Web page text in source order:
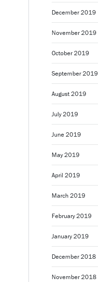
December 2019
November 2019
October 2019
September 2019
August 2019
July 2019
June 2019
May 2019
April 2019
March 2019
February 2019
January 2019
December 2018
November 2018